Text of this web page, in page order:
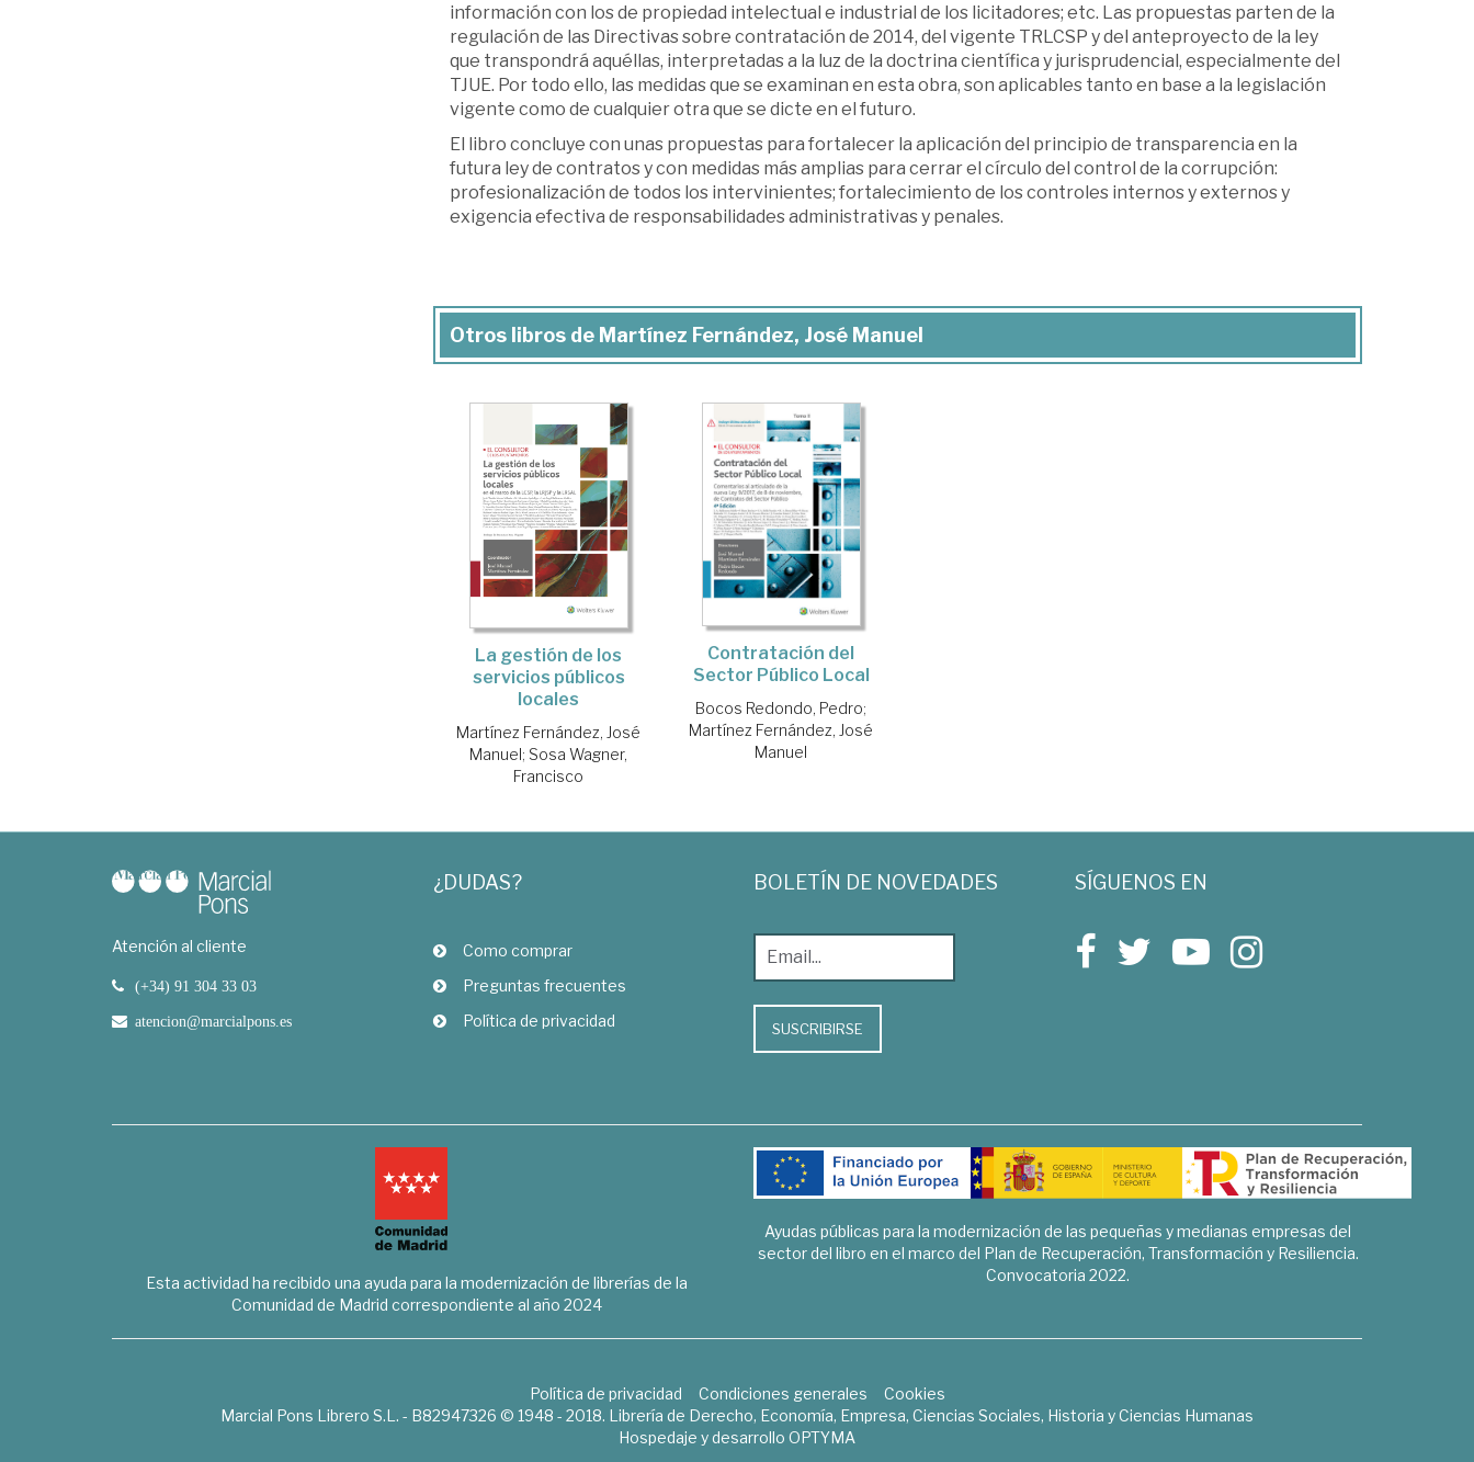
información con los de propiedad intelectual e industrial de los licitadores; etc. Las propuestas parten de la
regulación de las Directivas sobre contratación de 2014, del vigente TRLCSP y del anteproyecto de la ley
que transpondrá aquéllas, interpretadas a la luz de la doctrina científica y jurisprudencial, especialmente del
TJUE. Por todo ello, las medidas que se examinan en esta obra, son aplicables tanto en base a la legislación
vigente como de cualquier otra que se dicte en el futuro.
El libro concluye con unas propuestas para fortalecer la aplicación del principio de transparencia en la
futura ley de contratos y con medidas más amplias para cerrar el círculo del control de la corrupción:
profesionalización de todos los intervinientes; fortalecimiento de los controles internos y externos y
exigencia efectiva de responsabilidades administrativas y penales.
Otros libros de Martínez Fernández, José Manuel
La gestión de los
servicios públicos
locales
Martínez Fernández, José
Manuel; Sosa Wagner,
Francisco
Contratación del
Sector Público Local
Bocos Redondo, Pedro;
Martínez Fernández, José
Manuel
Atención al cliente
(+34) 91 304 33 03
atencion@marcialpons.es
¿DUDAS?
Como comprar
Preguntas frecuentes
Política de privacidad
BOLETÍN DE NOVEDADES
SUSCRIBIRSE
SÍGUENOS EN
Esta actividad ha recibido una ayuda para la modernización de librerías de la
Comunidad de Madrid correspondiente al año 2024
Ayudas públicas para la modernización de las pequeñas y medianas empresas del
sector del libro en el marco del Plan de Recuperación, Transformación y Resiliencia.
Convocatoria 2022.
Política de privacidad Condiciones generales
Cookies
Marcial Pons Librero S.L. - B82947326 © 1948 - 2018. Librería de Derecho, Economía, Empresa, Ciencias Sociales, Historia y Ciencias Humanas
Hospedaje y desarrollo OPTYMA